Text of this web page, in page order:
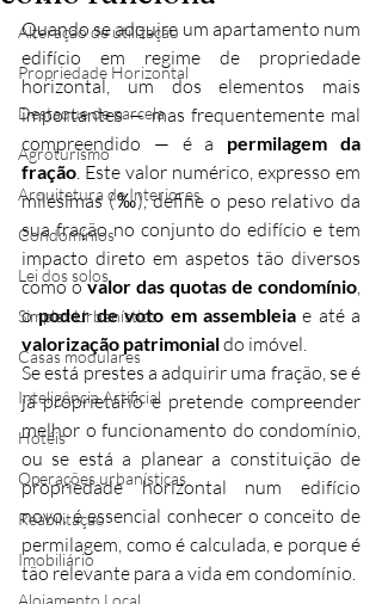
Alteração de utilização
Propriedade Horizontal
Destaque de parcela
Agroturismo
Arquitetura de Interiores
Condomínios
Lei dos solos
Simplex Urbanístico
Casas modulares
Inteligência Artificial
Hotéis
Operações urbanísticas
Reabilitação
Imobiliário
Alojamento Local
Quando se adquire um apartamento num
edifício em regime de propriedade
horizontal, um dos elementos mais
importantes — mas frequentemente mal
compreendido — é a permilagem da
fração. Este valor numérico, expresso em
milésimas (‰), define o peso relativo da
sua fração no conjunto do edifício e tem
impacto direto em aspetos tão diversos
como o valor das quotas de condomínio,
o poder de voto em assembleia
valorização patrimonial do imóvel.
Se está prestes a adquirir uma fração, se é
já proprietário e pretende compreender
melhor o funcionamento do condomínio,
ou se está a planear a constituição de
propriedade horizontal num edifício
novo, é essencial conhecer o conceito de
permilagem, como é calculada, e porque é
tão relevante para a vida em condomínio.